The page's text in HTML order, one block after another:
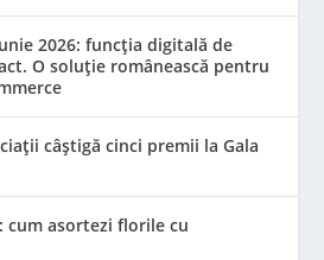
2026: funcția digitală de
O soluție românească pentru
câștigă cinci premii la Gala
cum asortezi florile cu